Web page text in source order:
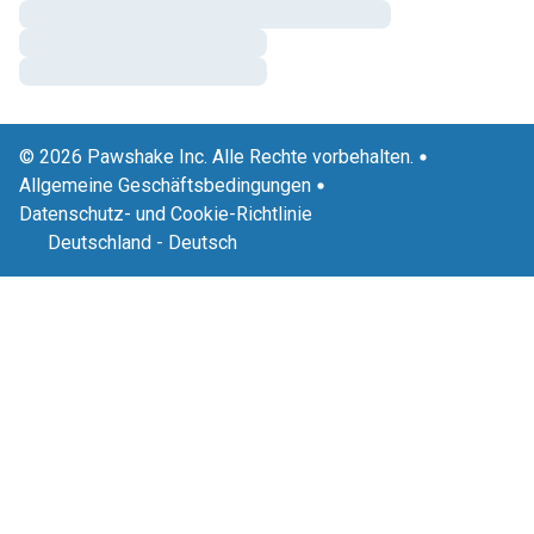
© 2026 Pawshake Inc. Alle Rechte vorbehalten.
Allgemeine Geschäftsbedingungen
Datenschutz- und Cookie-Richtlinie
Deutschland - Deutsch